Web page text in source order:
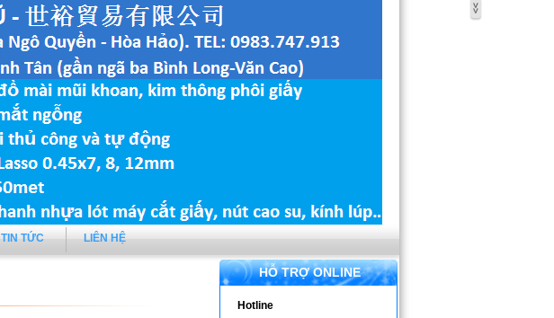
TIN TỨC LIÊN HỆ
HỖ TRỢ ONLINE
Hotline